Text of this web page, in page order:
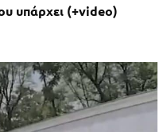
υπάρχει (+video)